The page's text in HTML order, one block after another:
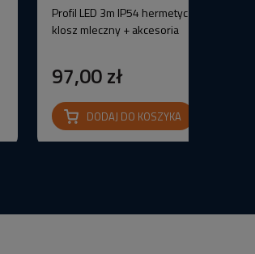
Profil LED 3m IP54 hermetyczny srebrny
klosz mleczny + akcesoria
97,00 zł
DODAJ DO KOSZYKA